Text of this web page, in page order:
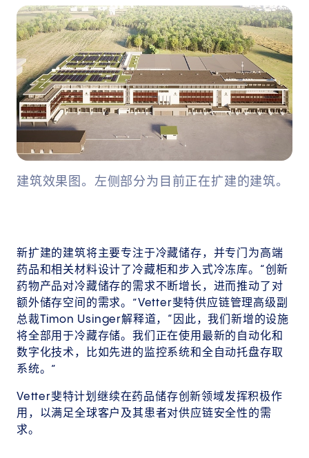
建筑效果图。左侧部分为目前正在扩建的建筑。
新扩建的建筑将主要专注于冷藏储存，并专门为高端
药品和相关材料设计了冷藏柜和步入式冷冻库。“创新
药物产品对冷藏储存的需求不断增长，进而推动了对
额外储存空间的需求。”Vetter斐特供应链管理高级副
总裁Timon Usinger解释道，“因此，我们新增的设施
将全部用于冷藏存储。我们正在使用最新的自动化和
数字化技术，比如先进的监控系统和全自动托盘存取
系统。”
Vetter斐特计划继续在药品储存创新领域发挥积极作
用，以满足全球客户及其患者对供应链安全性的需
求。